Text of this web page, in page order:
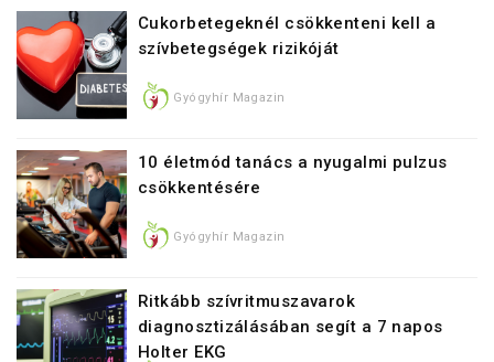
Cukorbetegeknél csökkenteni kell a
szívbetegségek rizikóját
Gyógyhír Magazin
10 életmód tanács a nyugalmi pulzus
csökkentésére
Gyógyhír Magazin
Ritkább szívritmuszavarok
diagnosztizálásában segít a 7 napos
Holter EKG